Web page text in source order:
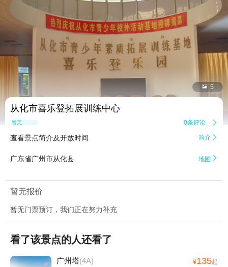
 5
从化市喜乐登拓展训练中心
暂无点评 0条评论 
查看景点简介及开放时间 简介 
广东省广州市从化县 地图 
暂无报价
暂无门票预订，我们正在努力补充
看了该景点的人还看了
广州塔(4A) ¥135起